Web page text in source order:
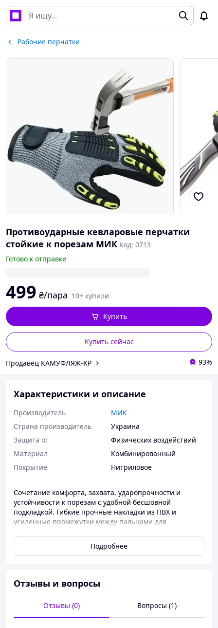
Рабочие перчатки
Противоударные кевларовые перчатки
стойкие к порезам МИК Код: 0713
Готово к отправке
499 ₴/пара 10+ купили
Купить сейчас
Купить
Продавец КАМУФЛЯЖ-КР 93%
Характеристики и описание
Производитель
МИК
Страна производитель
Украина
Защита от
Физических воздействий
Материал
Комбинированный
Покрытие
Нитриловое
Сочетание комфорта, захвата, ударопрочности и
устойчивости к порезам с удобной бесшовной
подкладкой. Гибкие прочные накладки из ПВХ и
усиленные промежутки между пальцами для
условий эксплуатации.
Особенности
технологии защитной оболочки из ТПГ
(термопластичная резина)
13 gauge для повышенной прочности и точной
посадки
Подробнее
Отзывы и вопросы
Отзывы (0) Вопросы (1)